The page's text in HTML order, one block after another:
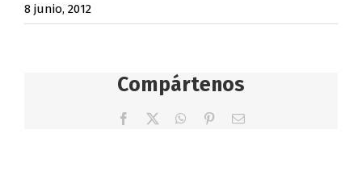
8 junio, 2012
Compártenos
Facebook WhatsApp
PinterestCorreo